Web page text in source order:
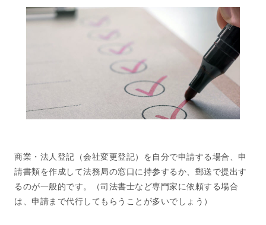
商業・法人登記（会社変更登記）を自分で申請する場合、申
請書類を作成して法務局の窓口に持参するか、郵送で提出す
るのが一般的です。（司法書士など専門家に依頼する場合
は、申請まで代行してもらうことが多いでしょう）